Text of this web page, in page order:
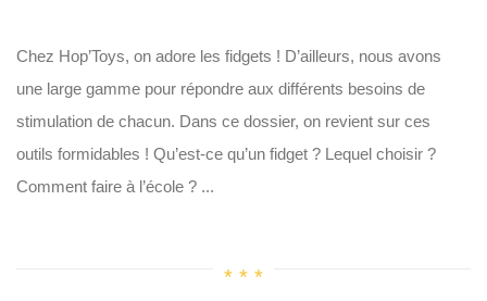
Chez Hop’Toys, on adore les fidgets ! D’ailleurs, nous avons
une large gamme pour répondre aux différents besoins de
stimulation de chacun. Dans ce dossier, on revient sur ces
outils formidables ! Qu’est-ce qu’un fidget ? Lequel choisir ?
Comment faire à l’école ? ...